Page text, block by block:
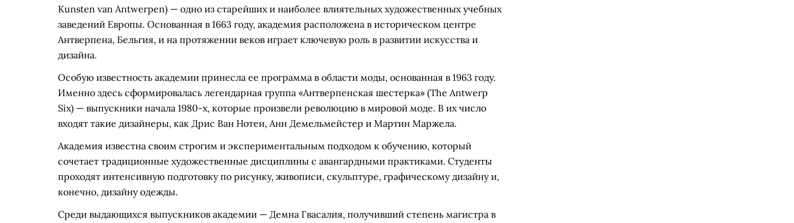
Kunsten van Antwerpen) — одно из старейших и наиболее влиятельных художественных учебных
заведений Европы. Основанная в 1663 году, академия расположена в историческом центре
Антверпена, Бельгия, и на протяжении веков играет ключевую роль в развитии искусства и
дизайна.
Особую известность академии принесла ее программа в области моды, основанная в 1963 году.
Именно здесь сформировалась легендарная группа «Антверпенская шестерка» (The Antwerp
Six) — выпускники начала 1980-х, которые произвели революцию в мировой моде. В их число
входят такие дизайнеры, как Дрис Ван Нотен, Анн Демельмейстер и Мартин Маржела.
Академия известна своим строгим и экспериментальным подходом к обучению, который
сочетает традиционные художественные дисциплины с авангардными практиками. Студенты
проходят интенсивную подготовку по рисунку, живописи, скульптуре, графическому дизайну и,
конечно, дизайну одежды.
Среди выдающихся выпускников академии — Демна Гвасалия, получивший степень магистра в